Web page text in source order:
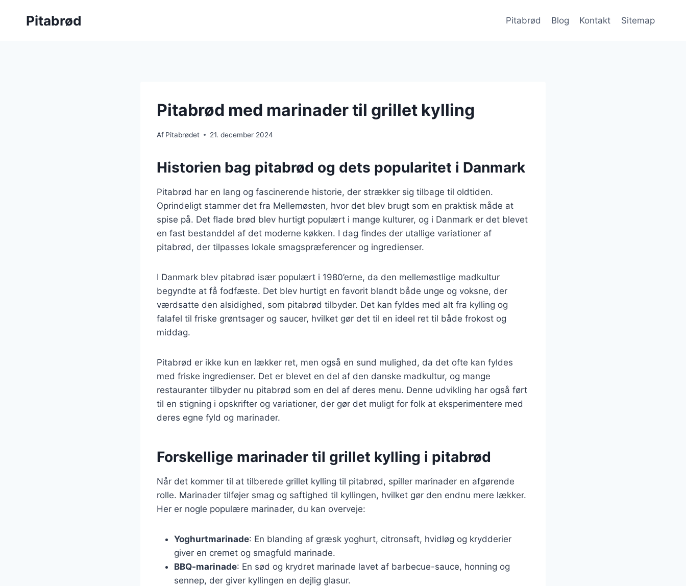
Pitabrød Pitabrød Blog Kontakt Sitemap
Pitabrød med marinader til grillet kylling
Af Pitabrødet 21. december 2024
Historien bag pitabrød og dets popularitet i Danmark
Pitabrød har en lang og fascinerende historie, der strækker sig tilbage til oldtiden.
Oprindeligt stammer det fra Mellemøsten, hvor det blev brugt som en praktisk måde at
spise på. Det flade brød blev hurtigt populært i mange kulturer, og i Danmark er det blevet
en fast bestanddel af det moderne køkken. I dag findes der utallige variationer af
pitabrød, der tilpasses lokale smagspræferencer og ingredienser.
I Danmark blev pitabrød især populært i 1980’erne, da den mellemøstlige madkultur
begyndte at få fodfæste. Det blev hurtigt en favorit blandt både unge og voksne, der
værdsatte den alsidighed, som pitabrød tilbyder. Det kan fyldes med alt fra kylling og
falafel til friske grøntsager og saucer, hvilket gør det til en ideel ret til både frokost og
middag.
Pitabrød er ikke kun en lækker ret, men også en sund mulighed, da det ofte kan fyldes
med friske ingredienser. Det er blevet en del af den danske madkultur, og mange
restauranter tilbyder nu pitabrød som en del af deres menu. Denne udvikling har også ført
til en stigning i opskrifter og variationer, der gør det muligt for folk at eksperimentere med
deres egne fyld og marinader.
Forskellige marinader til grillet kylling i pitabrød
Når det kommer til at tilberede grillet kylling til pitabrød, spiller marinader en afgørende
rolle. Marinader tilføjer smag og saftighed til kyllingen, hvilket gør den endnu mere lækker.
Her er nogle populære marinader, du kan overveje:
Yoghurtmarinade: En blanding af græsk yoghurt, citronsaft, hvidløg og krydderier
giver en cremet og smagfuld marinade.
BBQ-marinade: En sød og krydret marinade lavet af barbecue-sauce, honning og
sennep, der giver kyllingen en dejlig glasur.